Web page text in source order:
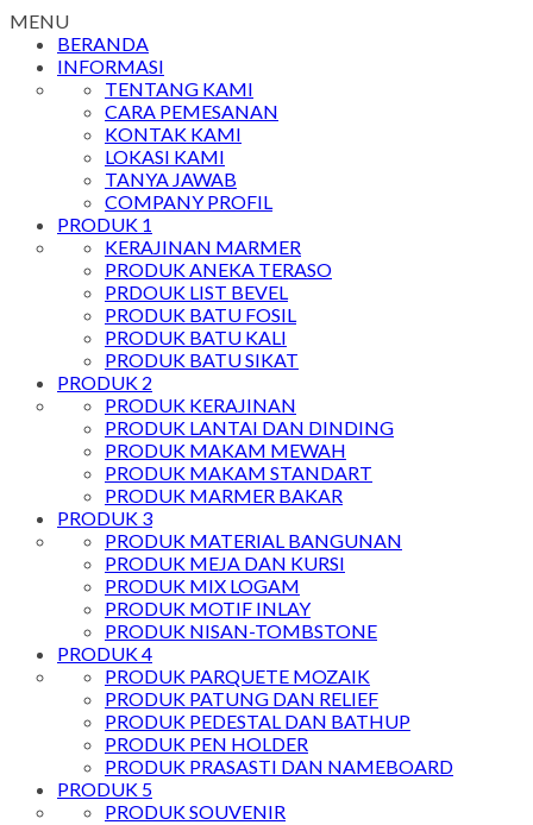
MENU
BERANDA
INFORMASI
TENTANG KAMI
CARA PEMESANAN
KONTAK KAMI
LOKASI KAMI
TANYA JAWAB
COMPANY PROFIL
PRODUK 1
KERAJINAN MARMER
PRODUK ANEKA TERASO
PRDOUK LIST BEVEL
PRODUK BATU FOSIL
PRODUK BATU KALI
PRODUK BATU SIKAT
PRODUK 2
PRODUK KERAJINAN
PRODUK LANTAI DAN DINDING
PRODUK MAKAM MEWAH
PRODUK MAKAM STANDART
PRODUK MARMER BAKAR
PRODUK 3
PRODUK MATERIAL BANGUNAN
PRODUK MEJA DAN KURSI
PRODUK MIX LOGAM
PRODUK MOTIF INLAY
PRODUK NISAN-TOMBSTONE
PRODUK 4
PRODUK PARQUETE MOZAIK
PRODUK PATUNG DAN RELIEF
PRODUK PEDESTAL DAN BATHUP
PRODUK PEN HOLDER
PRODUK PRASASTI DAN NAMEBOARD
PRODUK 5
PRODUK SOUVENIR